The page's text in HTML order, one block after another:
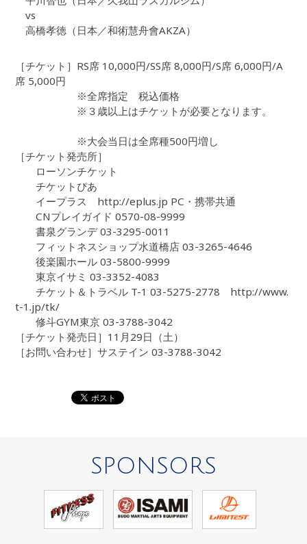
vs
高橋孝徳（日本／和術慧舟會AKZA）
［チケット］RS席 10,000円/SS席 8,000円/S席 6,000円/A
席 5,000円
※全席指定 税込価格
※３歳以上はチケットが必要となります。
※大会当日は全席種500円増し
［チケット発売所］
ローソンチケット
チケットぴあ
イープラス http://eplus.jp PC・携帯共通
CNプレイガイド 0570-08-9999
書泉グランデ 03-3295-0011
フィットネスショップ水道橋店 03-3265-4646
後楽園ホール 03-5800-9999
東京イサミ 03-3352-4083
チケット＆トラベル T-1 03-5275-2778 http://www.
t-1.jp/tk/
修斗GYM東京 03-3788-3042
［チケット発売日］11月29日（土）
［お問い合わせ］サステイン 03-3788-3042
SPONSORS